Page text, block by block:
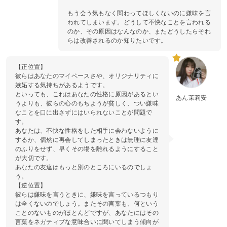
もう会う気もなく関わってほしくないのに嫌味を言
われてしまいます。どうして不快なことを言われる
のか、その原因はなんなのか、またどうしたらそれ
らは改善されるのか知りたいです。
あん茉莉安
【正位置】
彼らはあなたのマイペースさや、オリジナリティに
嫉妬する気持ちがあるようです。
といっても、これはあなたの性格に原因があるとい
うよりも、彼らの心のもちようが貧しく、つい嫌味
なことを口に出さずにはいられないことが問題で
す。
あなたは、不快な性格をした相手に会わないように
するか、偶然に再会してしまったときは無理に友達
のふりをせず、早くその場を離れるようにすること
が大切です。
あなたの友達はもっと別のところにいるのでしょ
う。
【逆位置】
彼らは嫌味を言うときに、嫌味を言っているつもり
は全くないのでしょう。またその言葉も、何という
ことのないものがほとんどですが、あなたにはその
言葉をネガティブな意味合いに聞いてしまう傾向が